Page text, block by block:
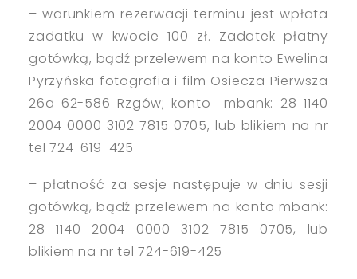
– warunkiem rezerwacji terminu jest wpłata
zadatku w kwocie 100 zł. Zadatek płatny
gotówką, bądź przelewem na konto Ewelina
Pyrzyńska fotografia i film Osiecza Pierwsza
26a 62-586 Rzgów; konto mbank: 28 1140
2004 0000 3102 7815 0705, lub blikiem na nr
tel 724-619-425
– płatność za sesje następuje w dniu sesji
gotówką, bądź przelewem na konto mbank:
28 1140 2004 0000 3102 7815 0705, lub
blikiem na nr tel 724-619-425